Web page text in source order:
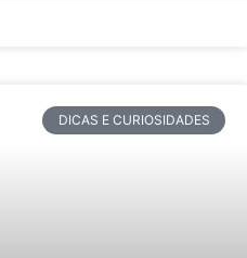
DICAS E CURIOSIDADES